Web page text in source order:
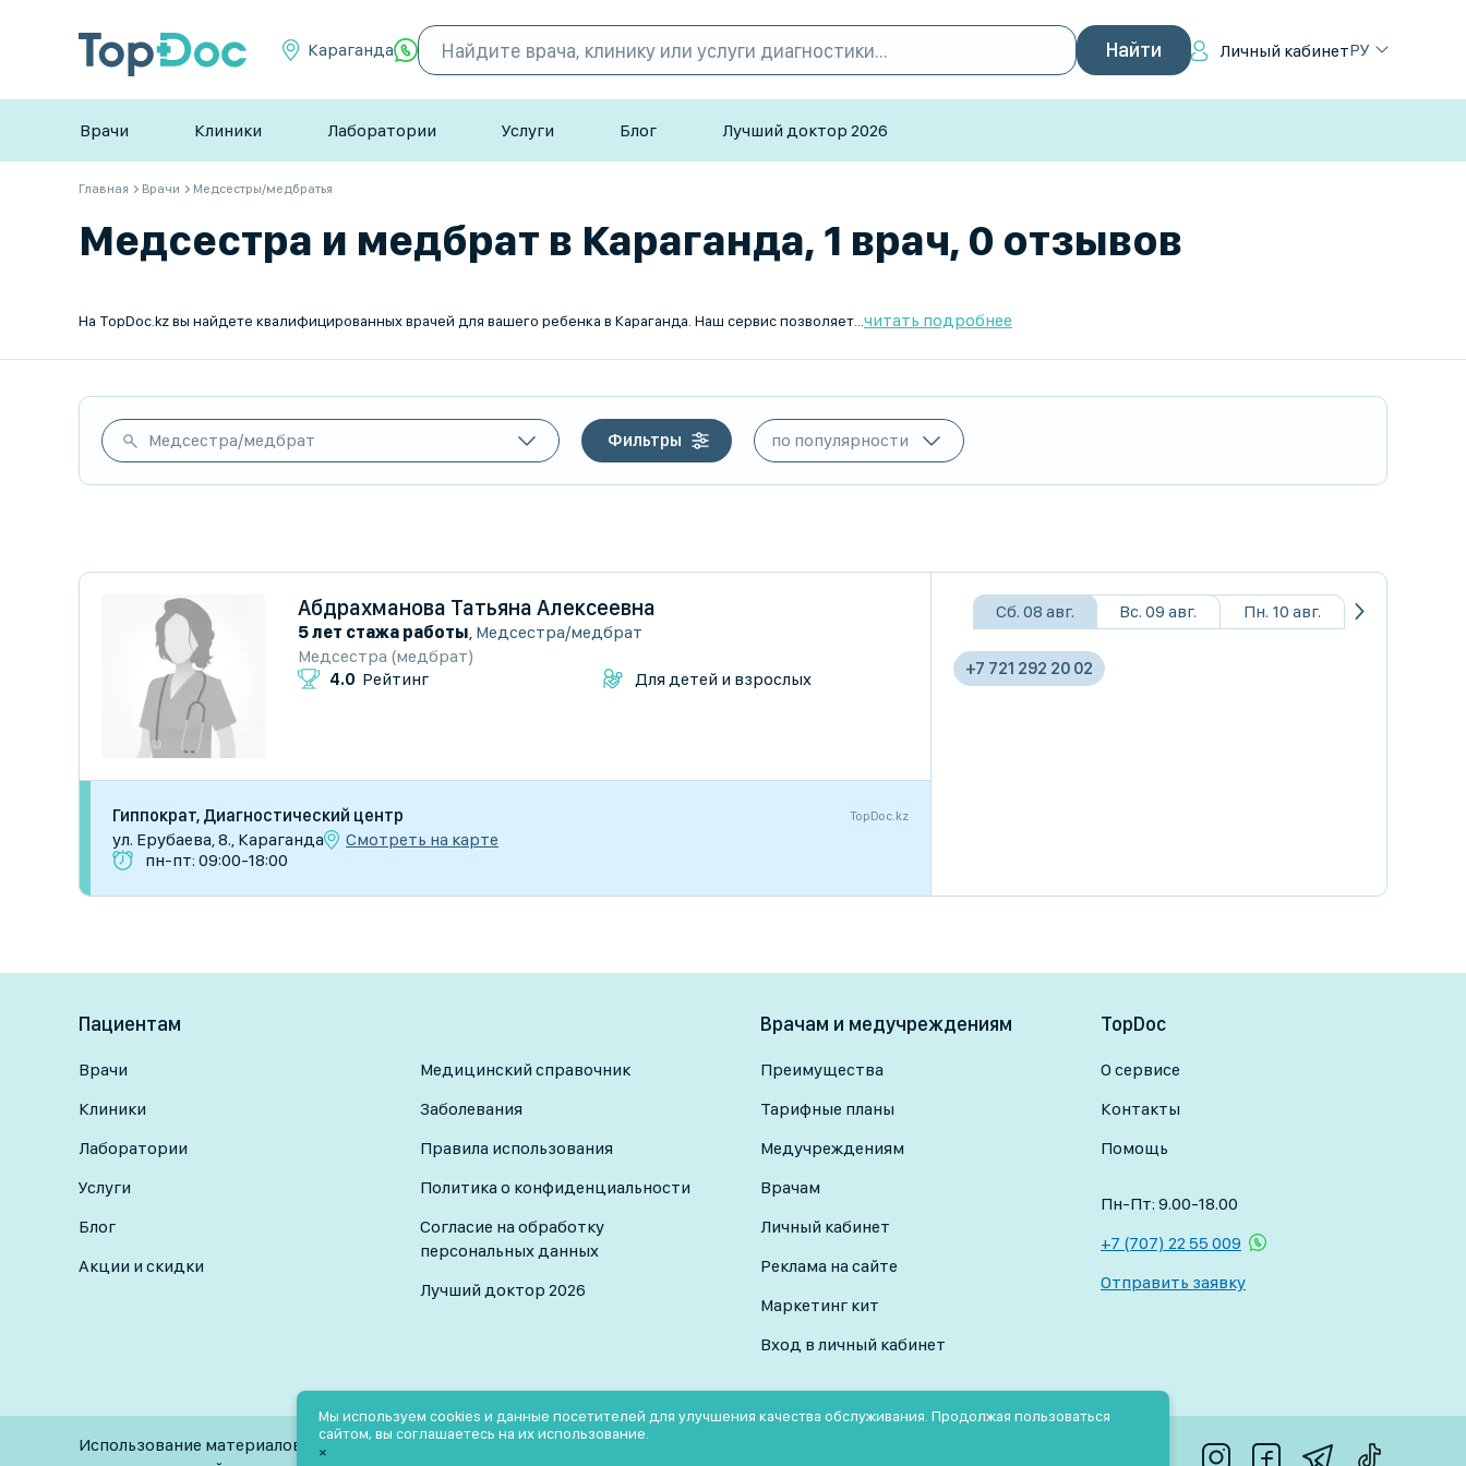
Караганда Личный кабинетРУ
Врачи Клиники Лаборатории Услуги Блог Лучший доктор 2026
Главная Врачи Медсестры/медбратья
Медсестра и медбрат в Караганда, 1 врач, 0 отзывов
читать подробнее
Медсестра/медбрат Фильтры
Абдрахманова Татьяна Алексеевна
5 лет стажа работы, Медсестра/медбрат
Медсестра (медбрат)
4.0 Рейтинг Для детей и взрослых
Гиппократ, Диагностический центр
ул. Ерубаева, 8., Караганда
Смотреть на карте
пн-пт: 09:00-18:00
TopDoc.kz
Сб. 08 авг. Вс. 09 авг. Пн. 10 авг.
+7 721 292 20 02
Пациентам
Врачи
Клиники
Лаборатории
Услуги
Блог
Акции и скидки
Медицинский справочник
Заболевания
Правила использования
Политика о конфиденциальности
Согласие на обработку
персональных данных
Лучший доктор 2026
Врачам и медучреждениям
Преимущества
Тарифные планы
Медучреждениям
Врачам
Личный кабинет
Реклама на сайте
Маркетинг кит
Вход в личный кабинет
TopDoc
О сервисе
Контакты
Помощь
Пн-Пт: 9.00-18.00
+7 (707) 22 55 009
Отправить заявку
Использование материалов разрешено только при
Мы используем cookies и данные посетителей для улучшения качества обслуживания. Продолжая пользоваться
сайтом, вы соглашаетесь на их использование.
×